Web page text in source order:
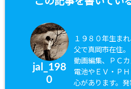
jal_198
0
１９８０年生ま
父で真岡市在住。
動画編集、ＰＣ
電池やＥＶ・Ｐ
心があります。